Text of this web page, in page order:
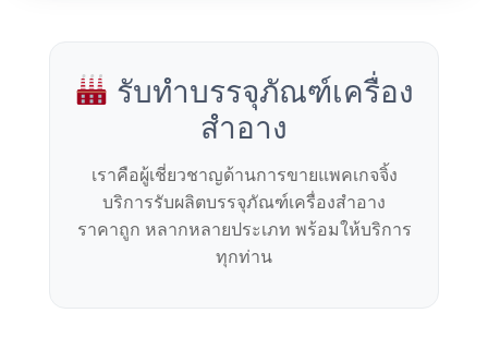
รับทำบรรจุภัณฑ์เครื่อง
สำอาง
เราคือผู้เชี่ยวชาญด้านการขายแพคเกจจิ้ง
บริการรับผลิตบรรจุภัณฑ์เครื่องสำอาง
ราคาถูก หลากหลายประเภท พร้อมให้บริการ
ทุกท่าน